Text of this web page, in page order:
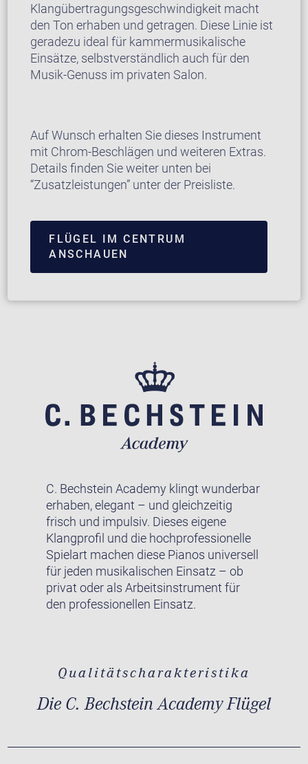
Klangübertragungsgeschwindigkeit macht
den Ton erhaben und getragen. Diese Linie ist
geradezu ideal für kammermusikalische
Einsätze, selbstverständlich auch für den
Musik-Genuss im privaten Salon.
Auf Wunsch erhalten Sie dieses Instrument
mit Chrom-Beschlägen und weiteren Extras.
Details finden Sie weiter unten bei
“Zusatzleistungen” unter der Preisliste.
FLÜGEL IM CENTRUM
ANSCHAUEN
C. Bechstein Academy klingt wunderbar
erhaben, elegant – und gleichzeitig
frisch und impulsiv. Dieses eigene
Klangprofil und die hochprofessionelle
Spielart machen diese Pianos universell
für jeden musikalischen Einsatz – ob
privat oder als Arbeitsinstrument für
den professionellen Einsatz.
Qualitätscharakteristika
Die C. Bechstein Academy Flügel